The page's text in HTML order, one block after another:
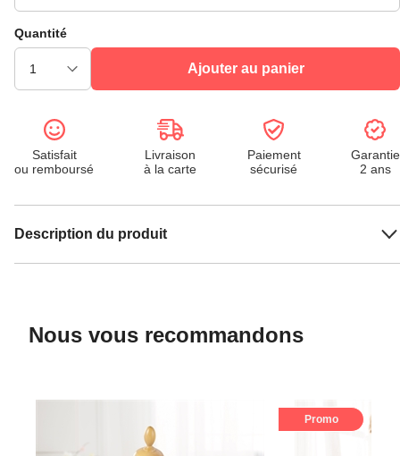
Quantité
Ajouter au panier
Satisfait
ou remboursé
Livraison
à la carte
Paiement
sécurisé
Garantie
2 ans
Description du produit
Nous vous recommandons
Promo